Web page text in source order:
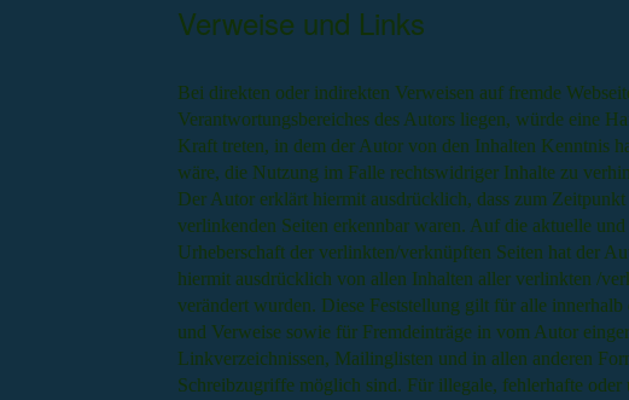
Verweise und Links
Bei direkten oder indirekten Verweisen auf fremde
Verantwortungsbereiches des Autors liegen, würde eine
Kraft treten, in dem der Autor von den Inhalten Kenntnis
wäre, die Nutzung im Falle rechtswidriger Inhalte zu
Der Autor erklärt hiermit ausdrücklich, dass zum
verlinkenden Seiten erkennbar waren. Auf die aktuelle
Urheberschaft der verlinkten/verknüpften Seiten hat der
hiermit ausdrücklich von allen Inhalten aller verlinkten /
verändert wurden. Diese Feststellung gilt für alle innerhalb
und Verweise sowie für Fremdeinträge in vom Autor
Linkverzeichnissen, Mailinglisten und in allen anderen
Schreibzugriffe möglich sind. Für illegale, fehlerhafte